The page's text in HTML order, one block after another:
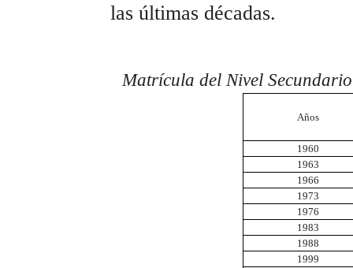
las últimas décadas.
Matrícula del Nivel
Años
1960
1963
1966
1973
1976
1983
1988
1999